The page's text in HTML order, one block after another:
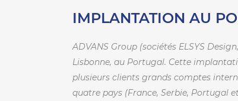
IMPLANTATION AU
ADVANS Group (sociétés ELSYS
Lisbonne, au Portugal. Cette
plusieurs clients grands comptes
quatre pays (France, Serbie, Portugal